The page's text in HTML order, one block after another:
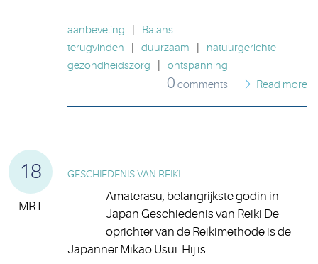
aanbeveling
Balans
terugvinden
duurzaam
natuurgerichte
gezondheidszorg
ontspanning
0 comments Read more
18
MRT
GESCHIEDENIS VAN REIKI
Amaterasu, belangrijkste godin in
Japan Geschiedenis van Reiki De
oprichter van de Reikimethode is de
Japanner Mikao Usui. Hij is…